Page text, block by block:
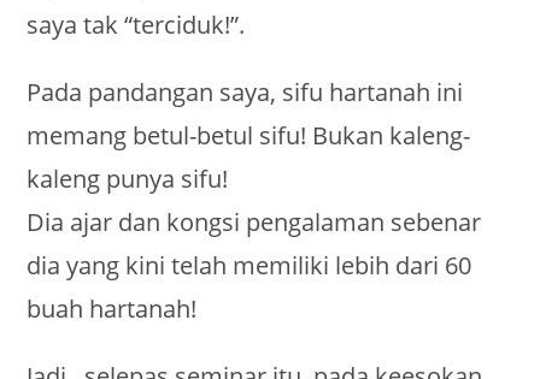
saya tak “terciduk!”.
Pada pandangan saya, sifu hartanah ini
memang betul-betul sifu! Bukan kaleng-
kaleng punya sifu!
Dia ajar dan kongsi pengalaman sebenar
dia yang kini telah memiliki lebih dari 60
buah hartanah!